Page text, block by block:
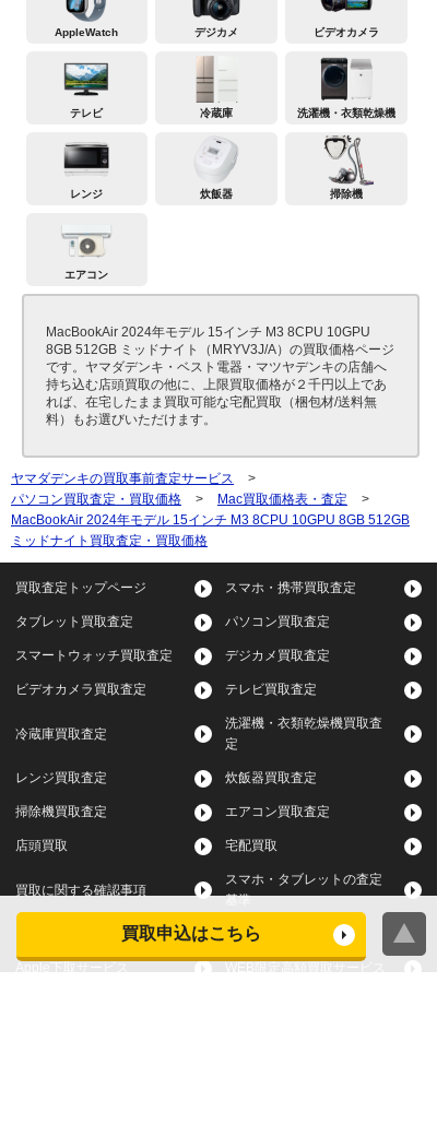
買取申込はこちら
AppleWatch デジカメ ビデオカメラ
テレビ 冷蔵庫 洗濯機・衣類乾燥機
レンジ 炊飯器 掃除機
エアコン
MacBookAir 2024年モデル 15インチ M3 8CPU 10GPU
8GB 512GB ミッドナイト（MRYV3J/A）の買取価格ページ
です。ヤマダデンキ・ベスト電器・マツヤデンキの店舗へ
持ち込む店頭買取の他に、上限買取価格が２千円以上であ
れば、在宅したまま買取可能な宅配買取（梱包材/送料無
料）もお選びいただけます。
ヤマダデンキの買取事前査定サービス
>
パソコン買取査定・買取価格
> Mac買取価格表・査定
>
MacBookAir 2024年モデル 15インチ M3 8CPU 10GPU 8GB 512GB
ミッドナイト買取査定・買取価格
買取査定トップページ スマホ・携帯買取査定
タブレット買取査定 パソコン買取査定
スマートウォッチ買取査定 デジカメ買取査定
ビデオカメラ買取査定 テレビ買取査定
冷蔵庫買取査定
洗濯機・衣類乾燥機買取査
定
レンジ買取査定 炊飯器買取査定
掃除機買取査定 エアコン買取査定
店頭買取 宅配買取
買取に関する確認事項
スマホ・タブレットの査定
基準